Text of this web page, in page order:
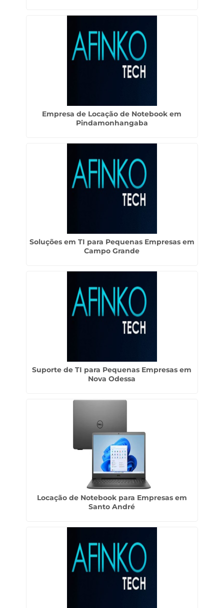
Empresa de Locação de Notebook em
Pindamonhangaba
Soluções em TI para Pequenas Empresas em
Campo Grande
Suporte de TI para Pequenas Empresas em
Nova Odessa
Locação de Notebook para Empresas em
Santo André